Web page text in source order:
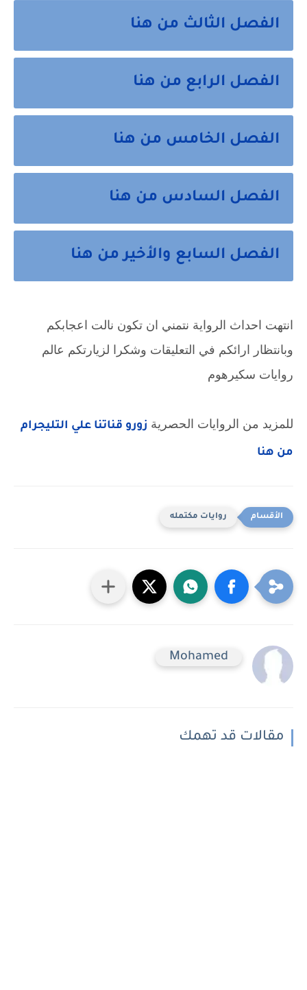
الفصل الثالث من هنا
الفصل الرابع من هنا
الفصل الخامس من هنا
الفصل السادس من هنا
الفصل السابع والأخير من هنا
انتهت احداث الرواية نتمني ان تكون نالت اعجابكم
وبانتظار ارائكم في التعليقات وشكرا لزيارتكم عالم
روايات سكيرهوم
للمزيد من الروايات الحصرية زورو قناتنا علي التليجرام
من هنا
روايات مكتمله
Mohamed
مقالات قد تهمك